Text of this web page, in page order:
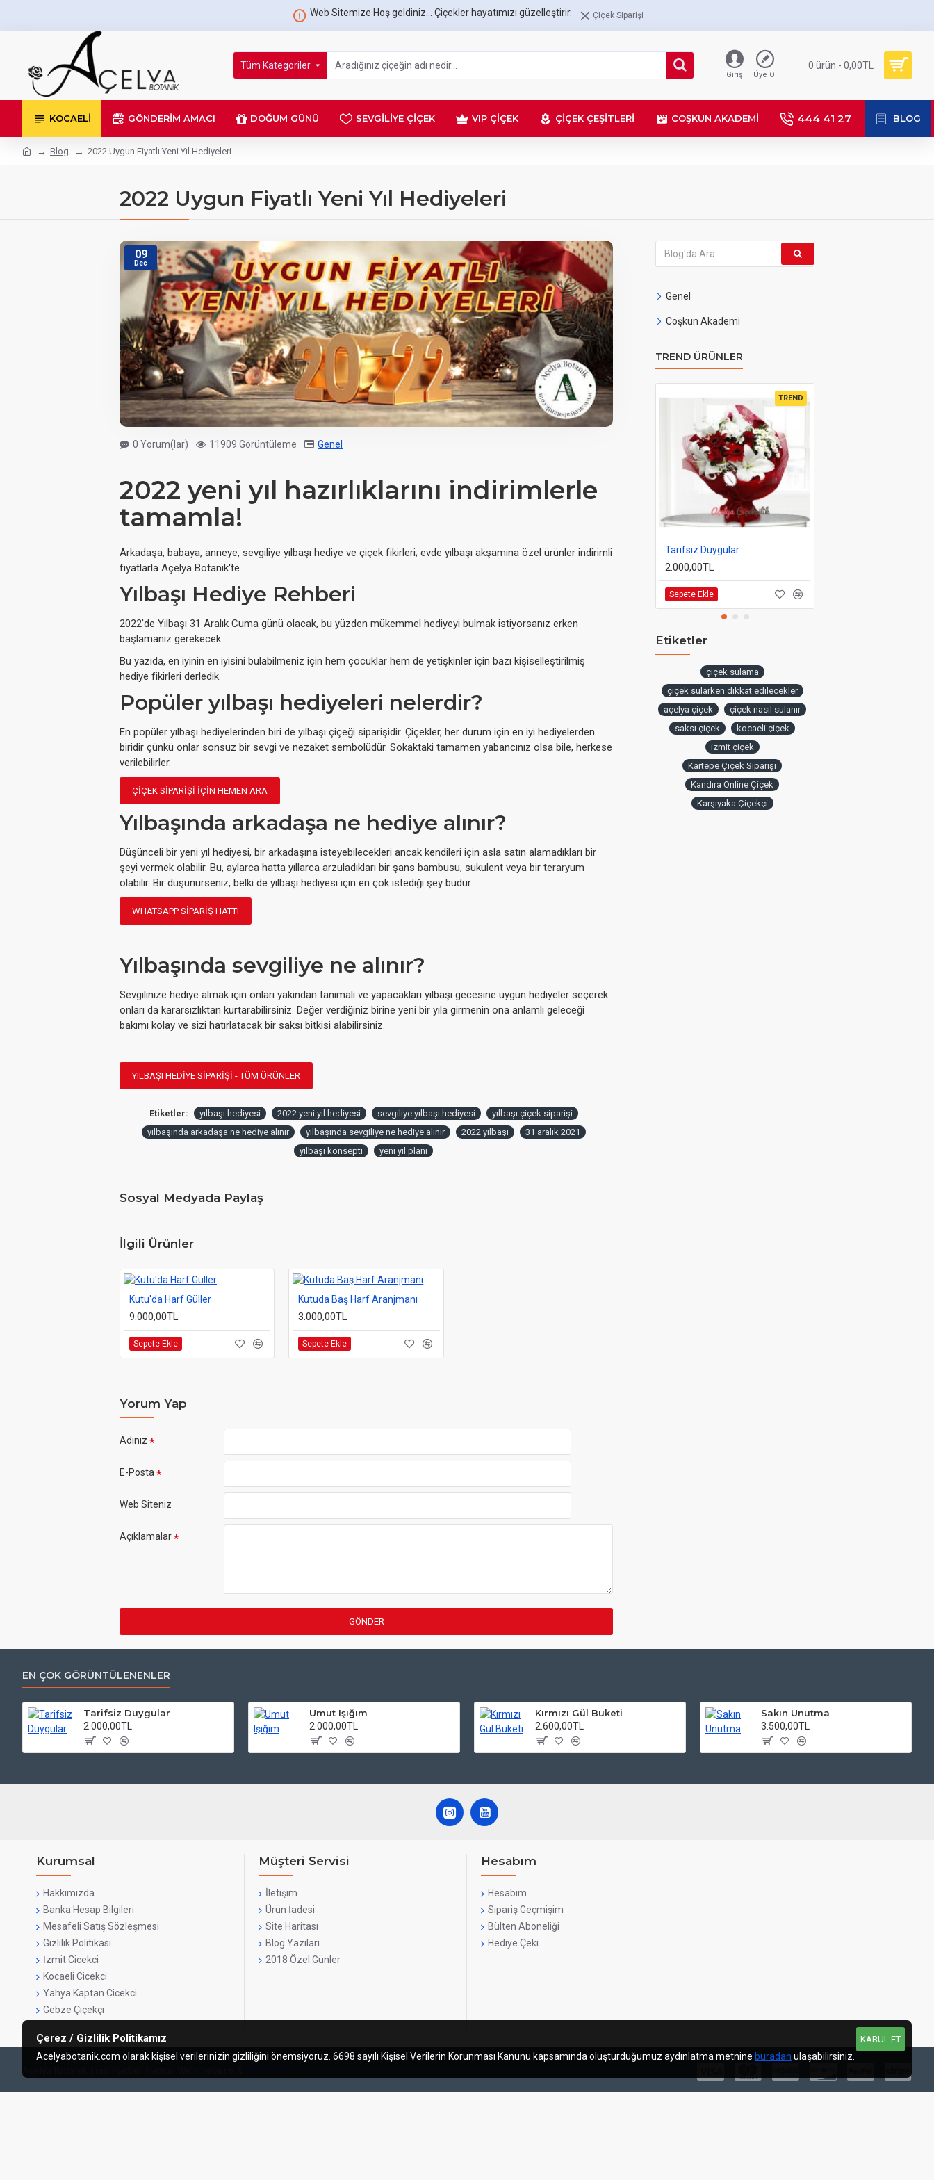
Web Sitemize Hoş geldiniz... Çiçekler hayatımızı güzelleştirir. Çiçek Siparişi
Tüm Kategoriler
Giriş Üye Ol
0 ürün - 0,00TL
KOCAELI GÖNDERIM AMACI DOĞUM GÜNÜ SEVGILIYE ÇIÇEK VIP ÇIÇEK ÇIÇEK ÇEŞITLERI COŞKUN AKADEMI 444 41 27 BLOG
Blog 2022 Uygun Fiyatlı Yeni Yıl Hediyeleri
2022 Uygun Fiyatlı Yeni Yıl Hediyeleri
09
Dec
0 Yorum(lar) 11909 Görüntüleme Genel
2022 yeni yıl hazırlıklarını indirimlerle
tamamla!
Arkadaşa, babaya, anneye, sevgiliye yılbaşı hediye ve çiçek fikirleri; evde yılbaşı akşamına özel ürünler indirimli
fiyatlarla Açelya Botanik'te.
Yılbaşı Hediye Rehberi
2022'de Yılbaşı 31 Aralık Cuma günü olacak, bu yüzden mükemmel hediyeyi bulmak istiyorsanız erken
başlamanız gerekecek.
Bu yazıda, en iyinin en iyisini bulabilmeniz için hem çocuklar hem de yetişkinler için bazı kişiselleştirilmiş
hediye fikirleri derledik.
Popüler yılbaşı hediyeleri nelerdir?
En popüler yılbaşı hediyelerinden biri de yılbaşı çiçeği siparişidir. Çiçekler, her durum için en iyi hediyelerden
biridir çünkü onlar sonsuz bir sevgi ve nezaket sembolüdür. Sokaktaki tamamen yabancınız olsa bile, herkese
verilebilirler.
ÇIÇEK SIPARIŞI IÇIN HEMEN ARA
Yılbaşında arkadaşa ne hediye alınır?
Düşünceli bir yeni yıl hediyesi, bir arkadaşına isteyebilecekleri ancak kendileri için asla satın alamadıkları bir
şeyi vermek olabilir. Bu, aylarca hatta yıllarca arzuladıkları bir şans bambusu, sukulent veya bir teraryum
olabilir. Bir düşünürseniz, belki de yılbaşı hediyesi için en çok istediği şey budur.
WHATSAPP SIPARIŞ HATTI
Yılbaşında sevgiliye ne alınır?
Sevgilinize hediye almak için onları yakından tanımalı ve yapacakları yılbaşı gecesine uygun hediyeler seçerek
onları da kararsızlıktan kurtarabilirsiniz. Değer verdiğiniz birine yeni bir yıla girmenin ona anlamlı geleceği
bakımı kolay ve sizi hatırlatacak bir saksı bitkisi alabilirsiniz.
YILBAŞI HEDIYE SIPARIŞI - TÜM ÜRÜNLER
Etiketler: yılbaşı hediyesi 2022 yeni yıl hediyesi sevgiliye yılbaşı hediyesi
yılbaşı çiçek siparişi
yılbaşında arkadaşa ne hediye alınır
yılbaşında sevgiliye ne hediye alınır 2022 yılbaşı
31 aralık 2021
yılbaşı konsepti
yeni yıl planı
Sosyal Medyada Paylaş
İlgili Ürünler
Kutu'da Harf Güller
9.000,00TL
Sepete Ekle
Kutuda Baş Harf Aranjmanı
3.000,00TL
Sepete Ekle
Yorum Yap
Adınız
E-Posta
Web Siteniz
Açıklamalar
GÖNDER
Genel
Coşkun Akademi
TREND ÜRÜNLER
TREND
Tarifsiz Duygular
2.000,00TL
Sepete Ekle
Etiketler
çiçek sulama
çiçek sularken dikkat edilecekler
açelya çiçek
çiçek nasıl sulanır
saksı çiçek
kocaeli çiçek
izmit çiçek
Kartepe Çiçek Siparişi
Kandıra Online Çiçek
Karşıyaka Çiçekçi
EN ÇOK GÖRÜNTÜLENENLER
Tarifsiz Duygular
2.000,00TL
Umut Işığım
2.000,00TL
Kırmızı Gül Buketi
2.600,00TL
Sakın Unutma
3.500,00TL
Kurumsal
Hakkımızda
Banka Hesap Bilgileri
Mesafeli Satış Sözleşmesi
Gizlilik Politikası
İzmit Cicekci
Kocaeli Cicekci
Yahya Kaptan Cicekci
Gebze Çiçekçi
Müşteri Servisi
İletişim
Ürün İadesi
Site Haritası
Blog Yazıları
2018 Özel Günler
Hesabım
Hesabım
Sipariş Geçmişim
Bülten Aboneliği
Hediye Çeki
Açelya Botanik Tüm Hakları Sakldır. Web Tasarım & :
KABUL ET
Çerez / Gizlilik Politikamız
Acelyabotanik.com olarak kişisel verilerinizin gizliliğini önemsiyoruz. 6698 sayılı Kişisel Verilerin Korunması Kanunu kapsamında oluşturduğumuz aydınlatma metnine buradan ulaşabilirsiniz.